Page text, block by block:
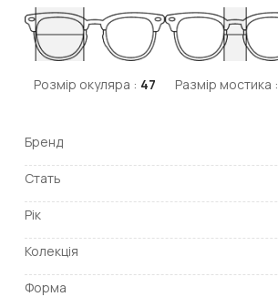
Розмір окуляра : 47 Размір мостика :
Бренд
Стать
Рік
Колекція
Форма